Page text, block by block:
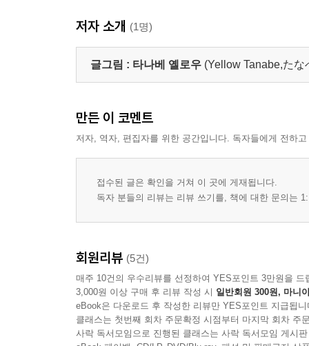
저자 소개 (1명)
글그림 : 타나베 옐로우 (Yellow Tanabe,た
만든 이 코멘트
저자, 역자, 편집자를 위한 공간입니다. 독자들에게 전하
접수된 글은 확인을 거쳐 이 곳에 게재됩니다.
독자 분들의 리뷰는 리뷰 쓰기를, 책에 대한 문의는
회원리뷰 (5건)
매주 10건의 우수리뷰를 선정하여 YES포인트 3만원을 드
3,000원 이상 구매 후 리뷰 작성 시 일반회원 300원, 마니
eBook은 다운로드 후 작성한 리뷰만 YES포인트 지급됩니
클래스는 첫번째 회차 주문확정 시점부터 마지막 회차 주
사락 독서모임으로 진행된 클래스는 사락 독서모임 게시